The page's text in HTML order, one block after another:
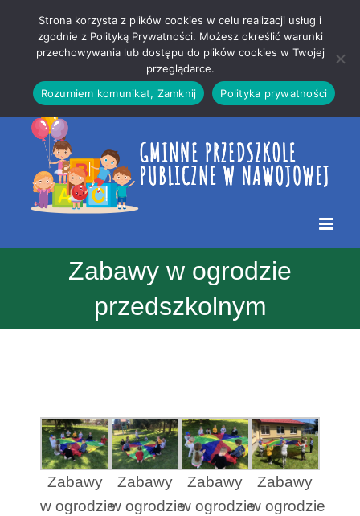
treści
strony
Zabawy w ogrodzie
przedszkolnym
Zabawy
w ogrodzie
Zabawy
w ogrodzie
Zabawy
w ogrodzie
Zabawy
w ogrodzie
Strona korzysta z plików cookies w celu realizacji usług i
zgodnie z Polityką Prywatności. Możesz określić warunki
przechowywania lub dostępu do plików cookies w Twojej
przeglądarce.
Rozumiem komunikat, Zamknij
Polityka prywatności